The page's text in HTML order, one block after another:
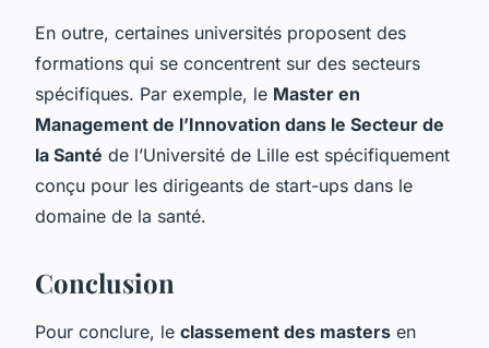
En outre, certaines universités proposent des
formations qui se concentrent sur des secteurs
spécifiques. Par exemple, le Master en
Management de l’Innovation dans le Secteur de
la Santé de l’Université de Lille est spécifiquement
conçu pour les dirigeants de start-ups dans le
domaine de la santé.
Conclusion
Pour conclure, le classement des masters en